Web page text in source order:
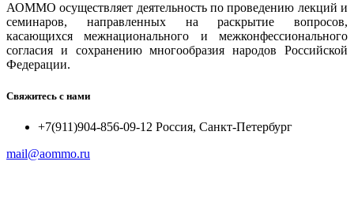
АОММО осуществляет деятельность по проведению лекций и
семинаров, направленных на раскрытие вопросов,
касающихся межнационального и межконфессионального
согласия и сохранению многообразия народов Российской
Федерации.
Свяжитесь с нами
+7(911)904-856-09-12 Россия, Санкт-Петербург
mail@aommo.ru